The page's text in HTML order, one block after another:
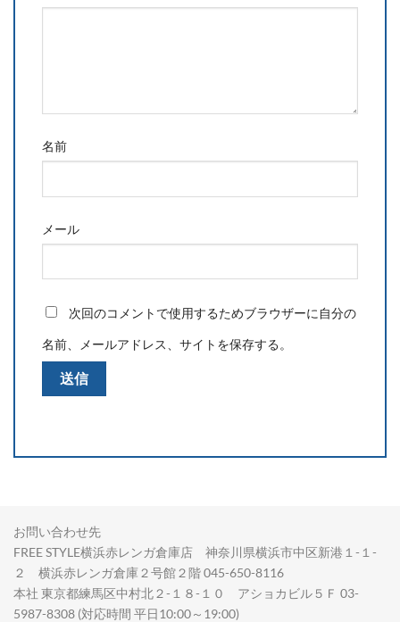
名前
メール
次回のコメントで使用するためブラウザーに自分の
名前、メールアドレス、サイトを保存する。
お問い合わせ先
FREE STYLE横浜赤レンガ倉庫店 神奈川県横浜市中区新港１-１-
２ 横浜赤レンガ倉庫２号館２階 045-650-8116
本社 東京都練馬区中村北２-１８-１０ アショカビル５Ｆ 03-
5987-8308 (対応時間 平日10:00～19:00)